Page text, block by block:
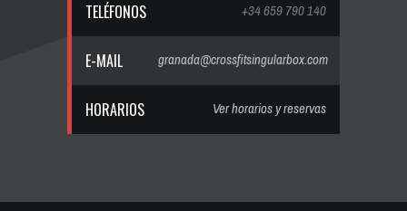
TELÉFONOS +34 659 790 140
E-MAIL granada@crossfitsingularbox.com
HORARIOS Ver horarios y reservas